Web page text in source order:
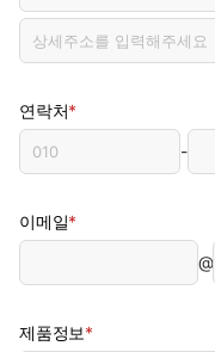
연락처 *
-
이메일*
@
제품정보 *